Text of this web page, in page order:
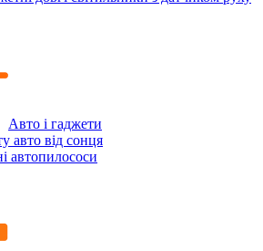
Авто і гаджети
авто від сонця
автопилососи